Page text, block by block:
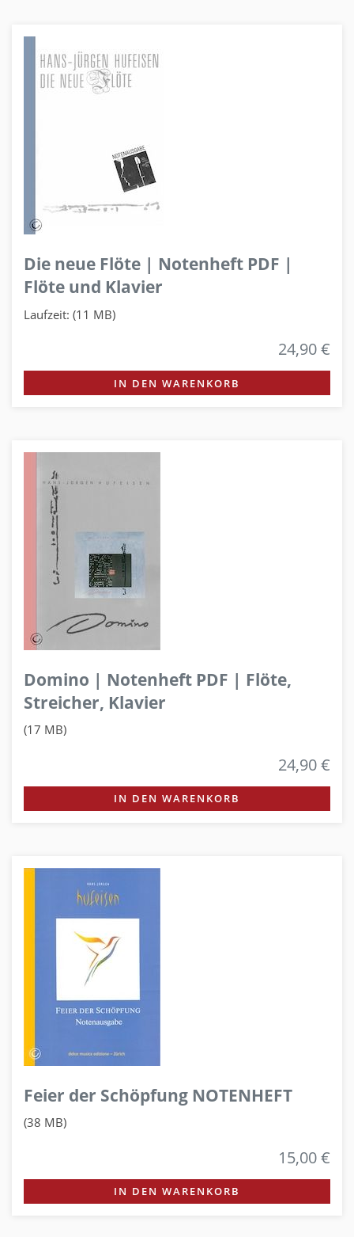
Die neue Flöte | Notenheft PDF |
Flöte und Klavier
Laufzeit: (11 MB)
24,90 €
IN DEN WARENKORB
Domino | Notenheft PDF | Flöte,
Streicher, Klavier
(17 MB)
24,90 €
IN DEN WARENKORB
Feier der Schöpfung NOTENHEFT
(38 MB)
15,00 €
IN DEN WARENKORB